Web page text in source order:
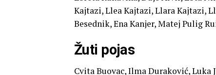
Kajtazi, Llea Kajtazi, Llara Kajtazi,
Besednik, Ena Kanjer, Matej Pulig
Žuti pojas
Cvita Buovac, Ilma Duraković, Luka